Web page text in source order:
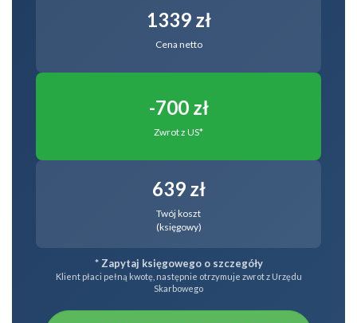
1339 zł
Cena netto
-700 zł
Zwrot z US*
639 zł
Twój koszt
(księgowy)
* Zapytaj księgowego o szczegóły
Klient płaci pełną kwotę, następnie otrzymuje zwrot z Urzędu
Skarbowego